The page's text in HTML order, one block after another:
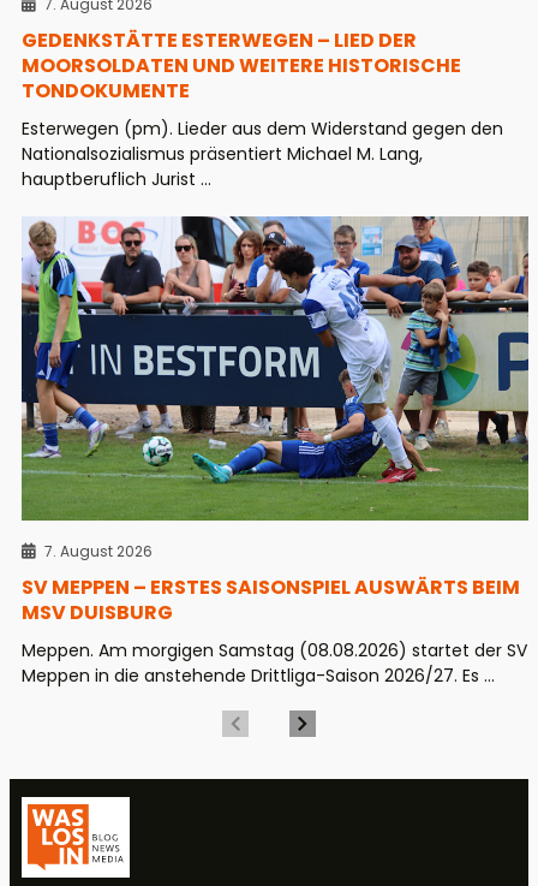
GEDENKSTÄTTE ESTERWEGEN – LIED DER
MOORSOLDATEN UND WEITERE HISTORISCHE
TONDOKUMENTE
Esterwegen (pm). Lieder aus dem Widerstand gegen den
Nationalsozialismus präsentiert Michael M. Lang,
hauptberuflich Jurist ...
7. August 2026
SV MEPPEN – ERSTES SAISONSPIEL AUSWÄRTS BEIM
MSV DUISBURG
Meppen. Am morgigen Samstag (08.08.2026) startet der SV
Meppen in die anstehende Drittliga-Saison 2026/27. Es ...